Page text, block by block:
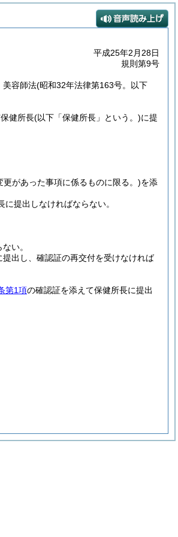
平成25年2月28日
規則第9号
美容師法(昭和32年法律第163号。以下
健所長(以下「保健所長」という。)に提
更があった事項に係るものに限る。)を添
提出しなければならない。
い。
出し、確認証の再交付を受けなければ
第1項の確認証を添えて保健所長に提出